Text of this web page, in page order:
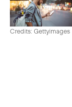
Credits: Gettyimages